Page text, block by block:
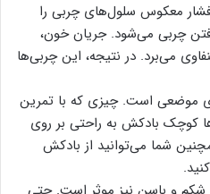
معکوس سلول‌های چربی را
چربی‌ می‌شود. جریان خون،
می‌برد. در نتیجه، این چربی‌ها
موضعی است. چیزی که با تمرین
کوچک بادکش به راحتی بر روی
شما می‌توانید از بادکش